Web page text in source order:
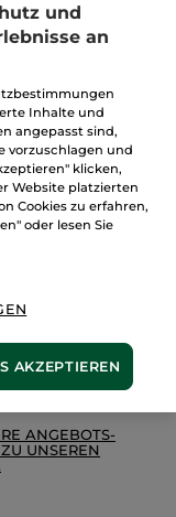
VERFASSEN
ANGEBOTS-
UNSEREN
und
an
Inhalte und
angepasst sind,
vorzuschlagen und
klicken,
Website platzierten
Cookies zu erfahren,
oder lesen Sie
AKZEPTIEREN